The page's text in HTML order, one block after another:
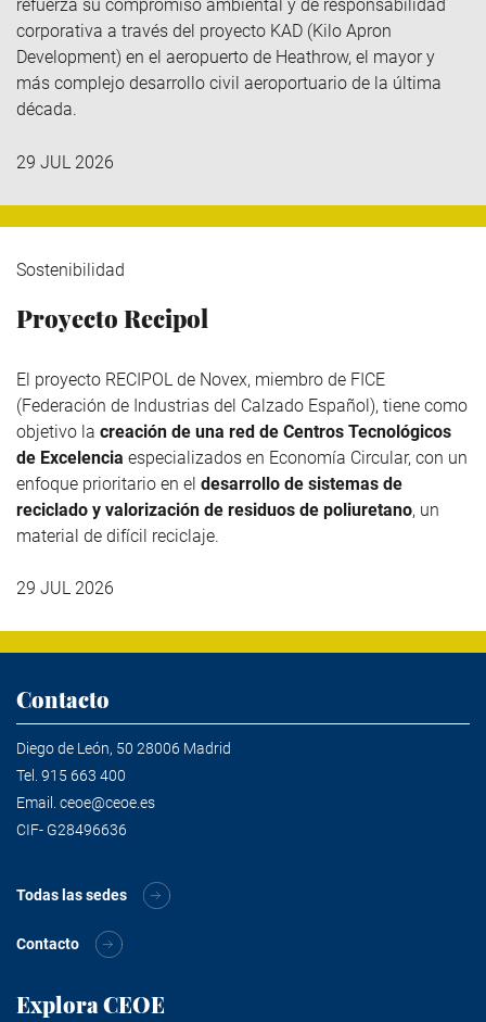
refuerza su compromiso ambiental y de responsabilidad
corporativa a través del proyecto KAD (Kilo Apron
Development) en el aeropuerto de Heathrow, el mayor y
más complejo desarrollo civil aeroportuario de la última
década.
29 JUL 2026
Sostenibilidad
Proyecto Recipol
El proyecto RECIPOL de Novex, miembro de FICE
(Federación de Industrias del Calzado Español), tiene como
objetivo la creación de una red de Centros Tecnológicos
de Excelencia especializados en Economía Circular, con un
enfoque prioritario en el desarrollo de sistemas de
reciclado y valorización de residuos de poliuretano, un
material de difícil reciclaje.
29 JUL 2026
Contacto
Diego de León, 50 28006 Madrid
Tel. 915 663 400
Email. ceoe@ceoe.es
CIF- G28496636
Todas las sedes
Contacto
Explora CEOE